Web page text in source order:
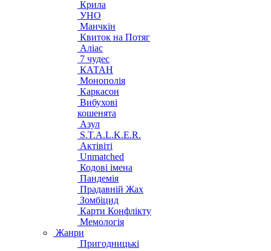
Крила
УНО
Манчкін
Квиток на Потяг
Аліас
7 чудес
КАТАН
Монополія
Каркасон
Вибухові
кошенята
Азул
S.T.A.L.K.E.R.
Актівіті
Unmatched
Кодові імена
Пандемія
Прадавній Жах
Зомбіцид
Карти Конфлікту
Мемологія
Жанри
Пригодницькі